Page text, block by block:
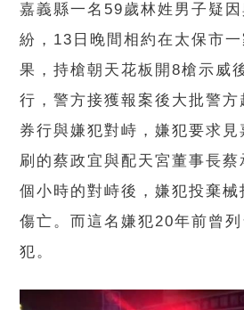
嘉義縣一名59歲林姓男子疑
紛，13日晚間相約在太保市
果，持槍朝天花板開8槍示威
行，警方接獲報案後大批警
券行與嫌犯對峙，嫌犯要求
刷的蔡政宜與配天宮董事長
個小時的對峙後，嫌犯投棄械
傷亡。而這名嫌犯20年前曾
犯。